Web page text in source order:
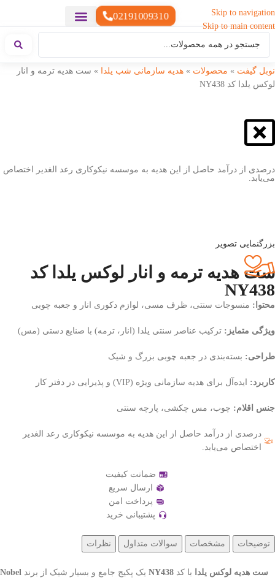
Skip to navigation
Skip to main content
02191009310
نوبل گیفت » محصولات » هدیه سازمانی شب یلدا » ست هدیه ترمه و انار
لوکس یلدا کد NY438
درصدی از درآمد حاصل از این هدیه به موسسه نیکوکاری رعد الغدیر اختصاص
می‌یابد.
بزرگنمایی تصویر
ست هدیه ترمه و انار لوکس یلدا کد
NY438
محتوا: منسوجات سنتی، ظرف مسی، لوازم دکوری انار و جعبه چوبی
ویژگی متمایز: ترکیب عناصر سنتی یلدا (انار، ترمه) با صنایع دستی (مس)
طراحی: بسته‌بندی در جعبه چوبی بزرگ و شیک
کاربرد: ایده‌آل برای هدیه سازمانی ویژه (VIP) و پذیرایی در دفتر کار
جنس اقلام: چوب، مس چکشی، پارچه سنتی
درصدی از درآمد حاصل از این هدیه به موسسه نیکوکاری رعد الغدیر
اختصاص می‌یابد.
ضمانت کیفیت
ارسال سریع
پرداخت امن
پشتیبانی خرید
توضیحات مشخصات سوالات متداول نظرات
ست هدیه لوکس یلدا با کد NY438 یک پکیج جامع و بسیار شیک از برند Nobel